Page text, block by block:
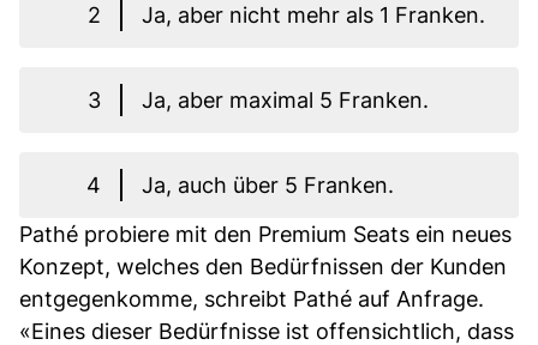
2 Ja, aber nicht mehr als 1 Franken.
3 Ja, aber maximal 5 Franken.
4
Ja, auch über 5 Franken.
Pathé probiere mit den Premium Seats ein neues
Konzept, welches den Bedürfnissen der Kunden
entgegenkomme, schreibt Pathé auf Anfrage.
«Eines dieser Bedürfnisse ist offensichtlich, dass